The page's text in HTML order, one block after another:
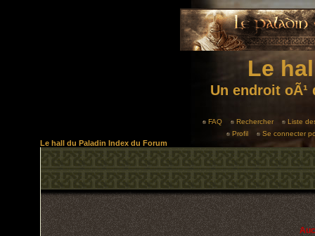
Le
Un endroit
FAQ Rechercher
Liste
Profil
Se connecter
Le hall du Paladin Index du Forum